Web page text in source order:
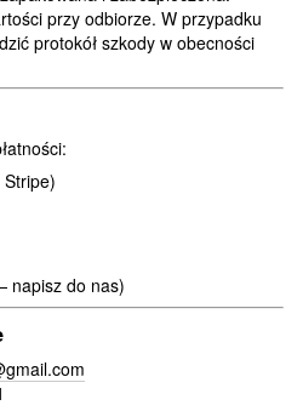
przy odbiorze. W przypadku
protokół szkody w obecności
do nas)